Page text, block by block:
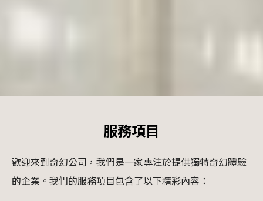
服務項目
歡迎來到奇幻公司，我們是一家專注於提供獨特奇幻體驗
的企業。我們的服務項目包含了以下精彩內容：